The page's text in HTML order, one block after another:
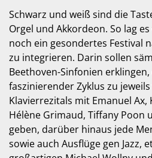
Schwarz und weiß sind die
Orgel und Akkordeon. So lag
noch ein gesondertes Festival
zu integrieren. Darin sollen
Beethoven-Sinfonien erklingen,
faszinierender Zyklus zu
Klavierrezitals mit Emanuel Ax,
Hélène Grimaud, Tiffany Poon
geben, darüber hinaus jede
sowie auch Ausflüge gen Jazz,